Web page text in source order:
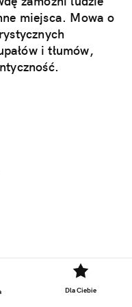
Dla Ciebie
miejsca. Mowa o
i tłumów,